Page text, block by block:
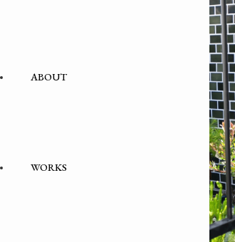
ABOUT
WORKS